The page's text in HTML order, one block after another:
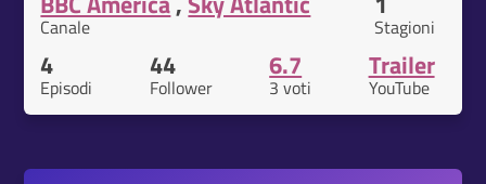
Canale Stagioni
4
Episodi
44
Follower
6.7
3 voti
Trailer
YouTube